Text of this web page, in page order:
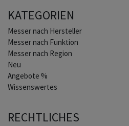
KATEGORIEN
Home
Messer nach Hersteller
Messer nach Funktion
Messer nach Region
Neu
Angebote %
Wissenswertes
RECHTLICHES